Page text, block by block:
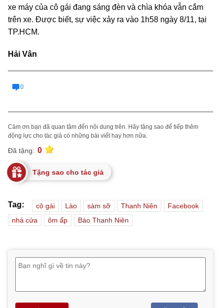
xe máy của cô gái đang sáng đèn và chìa khóa vẫn cắm
trên xe. Được biết, sự việc xảy ra vào 1h58 ngày 8/11, tại
TP.HCM.
Hải Vân
0
Cảm ơn bạn đã quan tâm đến nội dung trên. Hãy tặng sao để tiếp thêm
động lực cho tác giả có những bài viết hay hơn nữa.
Đã tặng: 0
Tặng sao cho tác giả
Tag: cô gái Lào sàm sỡ Thanh Niên
Facebook
nhà cửa
ôm ấp Báo Thanh Niên